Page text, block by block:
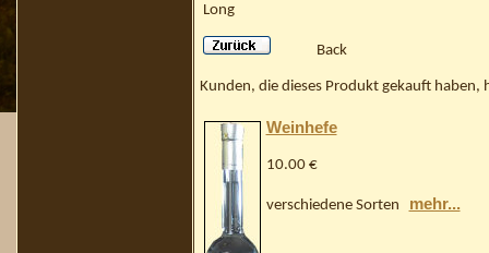
Long
Back
Kunden, die dieses Produkt gekauft
Weinhefe
10.00 €
verschiedene Sorten mehr...